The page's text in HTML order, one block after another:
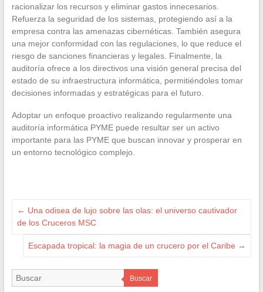
racionalizar los recursos y eliminar gastos innecesarios.
Refuerza la seguridad de los sistemas, protegiendo así a la
empresa contra las amenazas cibernéticas. También asegura
una mejor conformidad con las regulaciones, lo que reduce el
riesgo de sanciones financieras y legales. Finalmente, la
auditoría ofrece a los directivos una visión general precisa del
estado de su infraestructura informática, permitiéndoles tomar
decisiones informadas y estratégicas para el futuro.
Adoptar un enfoque proactivo realizando regularmente una
auditoría informática PYME puede resultar ser un activo
importante para las PYME que buscan innovar y prosperar en
un entorno tecnológico complejo.
← Una odisea de lujo sobre las olas: el universo cautivador
de los Cruceros MSC
Escapada tropical: la magia de un crucero por el Caribe →
Buscar